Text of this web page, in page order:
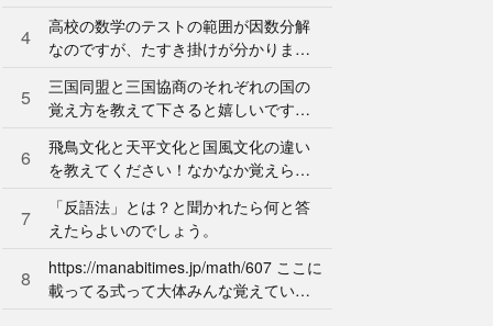
く と
4
高校の数学のテストの範囲が因数分解
なのですが、たすき掛けが分かりませ
5
三国同盟と三国協商のそれぞれの国の
覚え方を教えて下さると嬉しいです。
6
飛鳥文化と天平文化と国風文化の違い
を教えてください！なかなか覚えられ
7
「反語法」とは？と聞かれたら何と答
えたらよいのでしょう。
8
https://manabitimes.jp/math/607 ここに
載ってる式って大体みんな覚えている